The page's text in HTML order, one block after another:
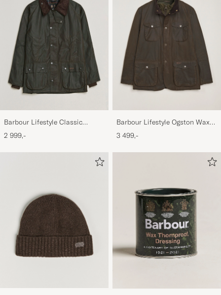
Barbour Lifestyle Classic
Bedale Jacket Olive
2 999,-
Barbour Lifestyle Ogston Waxed
Jacket Olive
3 499,-